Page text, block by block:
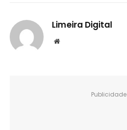
Limeira Digital
Website
Publicidade